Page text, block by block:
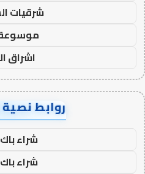
شرقيات
موسوعة
اشراق
روابط نصية AA14704
شراء
شراء